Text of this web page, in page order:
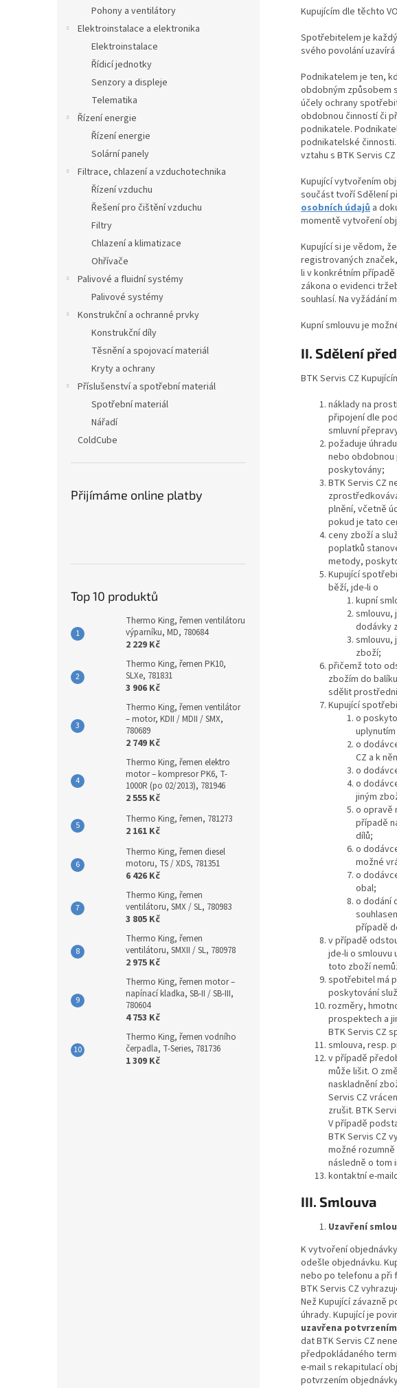
Pohony a ventilátory
Elektroinstalace a elektronika
Elektroinstalace
Řídicí jednotky
Senzory a displeje
Telematika
Řízení energie
Řízení energie
Solární panely
Filtrace, chlazení a vzduchotechnika
Řízení vzduchu
Řešení pro čištění vzduchu
Filtry
Chlazení a klimatizace
Ohřívače
Palivové a fluidní systémy
Palivové systémy
Konstrukční a ochranné prvky
Konstrukční díly
Těsnění a spojovací materiál
Kryty a ochrany
Příslušenství a spotřební materiál
Spotřební materiál
Nářadí
ColdCube
Přijímáme online platby
Top 10 produktů
Thermo King, řemen ventilátoru
výparníku, MD, 780684
2 229 Kč
Thermo King, řemen PK10,
SLXe, 781831
3 906 Kč
Thermo King, řemen ventilátor
– motor, KDII / MDII / SMX,
780689
2 749 Kč
Thermo King, řemen elektro
motor – kompresor PK6, T-
1000R (po 02/2013), 781946
2 555 Kč
Thermo King, řemen, 781273
2 161 Kč
Thermo King, řemen diesel
motoru, TS / XDS, 781351
6 426 Kč
Thermo King, řemen
ventilátoru, SMX / SL, 780983
3 805 Kč
Thermo King, řemen
ventilátoru, SMXII / SL, 780978
2 975 Kč
Thermo King, řemen motor –
napínací kladka, SB-II / SB-III,
780604
4 753 Kč
Thermo King, řemen vodního
čerpadla, T-Series, 781736
1 309 Kč
Kupujícím dle těchto
Spotřebitelem je
svého povolání uzavírá
Podnikatelem je ten,
obdobným způsobem
účely ochrany
obdobnou činností či
podnikatele.
podnikatelské
vztahu s BTK Servis
Kupující vytvořením
součást tvoří Sdělení
osobních údajů a
momentě vytvoření
Kupující si je vědom,
registrovaných
li v konkrétním
zákona o evidenci
souhlasí. Na vyžádání
Kupní smlouvu je
II. Sdělení
BTK Servis CZ
náklady na
připojení dle
smluvní
požaduje
nebo obdobnou
poskytovány;
BTK Servis CZ
plnění, včetně
pokud je tato
ceny zboží a
poplatků
metody,
Kupující
běží, jde-li o
kupní
smlouvu,
dodávky
smlouvu,
zboží;
přičemž toto
zbožím do
sdělit
Kupující
o
o
CZ a k
o
o
jiným
o opravě
případě
dílů;
o
možné
o
obal;
o dodání
případě
v případě
jde-li o smlouvu
toto zboží
spotřebitel má
poskytování
rozměry,
prospektech a
BTK Servis CZ
smlouva, resp.
v případě
může lišit. O
naskladnění
Servis CZ
zrušit. BTK
V případě
BTK Servis CZ
možné
následně o tom
kontaktní e-
III. Smlouva
Uzavření
K vytvoření
odešle objednávku.
nebo po telefonu a při
BTK Servis CZ
Než Kupující závazně
úhrady. Kupující je
uzavřena
dat BTK Servis CZ
předpokládaného
e-mail s rekapitulací
potvrzením